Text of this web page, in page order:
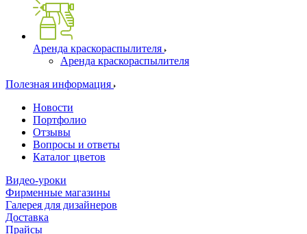
Аренда краскораспылителя
Аренда краскораспылителя
Полезная информация
Новости
Портфолио
Отзывы
Вопросы и ответы
Каталог цветов
Видео-уроки
Фирменные магазины
Галерея для дизайнеров
Доставка
Прайсы